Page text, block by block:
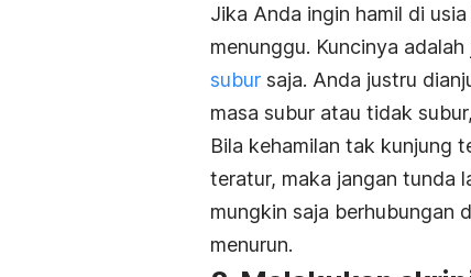
Jika Anda ingin hamil di
menunggu. Kuncinya
subur saja. Anda justru
masa subur atau tidak
Bila kehamilan tak kunjung
teratur, maka jangan tunda
mungkin saja berhubungan
menurun.